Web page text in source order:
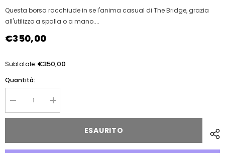
Questa borsa racchiude in se l'anima casual di The Bridge, grazia
all'utilizzo a spalla o a mano....
€350,00
Subtotale: €350,00
Quantità:
Diminuire
la
quantità
Bridge
Borsa
Aumentare
la
quantità
Bridge
Borsa
ESAURITO